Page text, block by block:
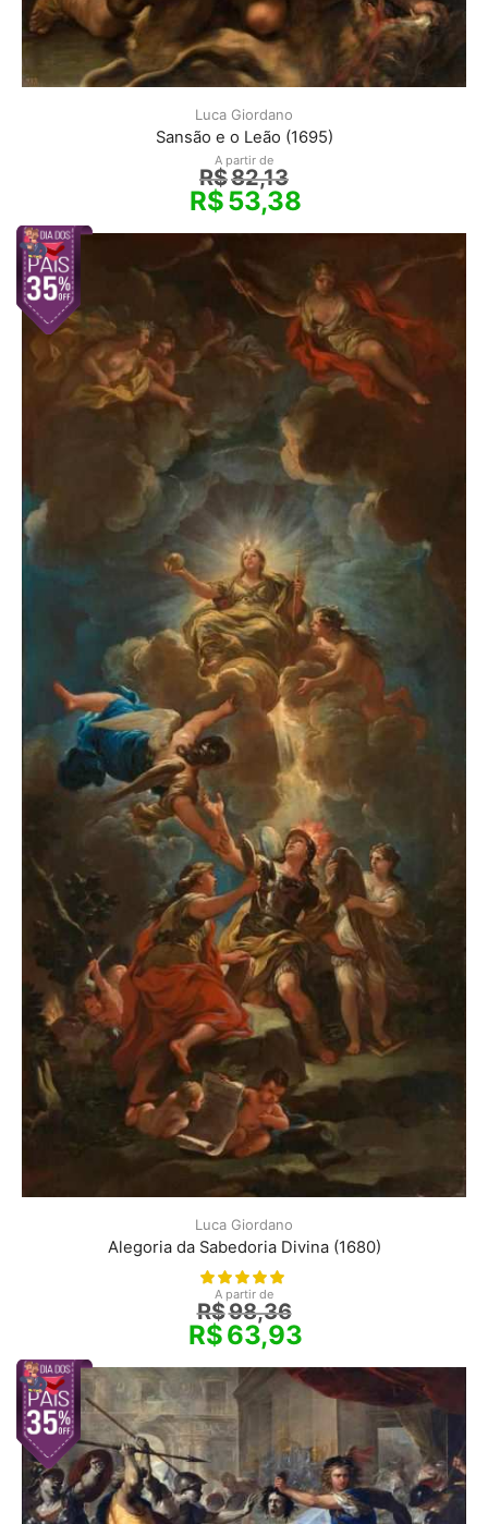
Luca Giordano
Sansão e o Leão (1695)
A partir de
R$82,13
R$53,38
Luca Giordano
Alegoria da Sabedoria Divina (1680)
A partir de
R$98,36
R$63,93